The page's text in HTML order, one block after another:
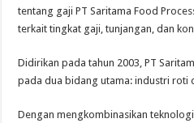
tentang gaji PT Saritama Food
terkait tingkat gaji, tunjangan, dan
Didirikan pada tahun 2003, PT
pada dua bidang utama: industri roti
Dengan mengkombinasikan